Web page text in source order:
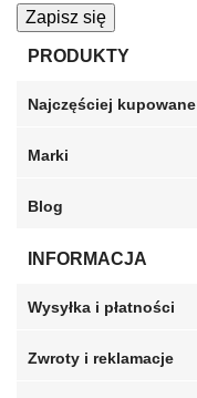
Zapisz się
PRODUKTY
Najczęściej kupowane
Marki
Blog
INFORMACJA
Wysyłka i płatności
Zwroty i reklamacje